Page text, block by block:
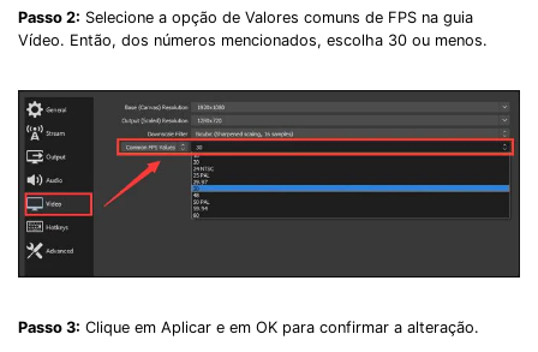
Passo 2: Selecione a opção de Valores comuns de FPS na guia
Vídeo. Então, dos números mencionados, escolha 30 ou menos.
Passo 3: Clique em Aplicar e em OK para confirmar a alteração.